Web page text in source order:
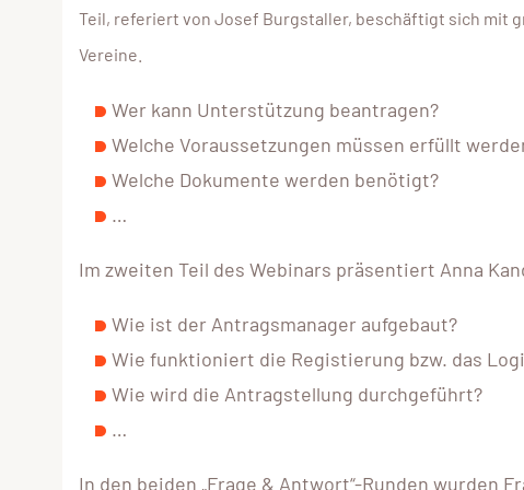
Teil, referiert von Josef Burgstaller, beschäftigt sich mit
Vereine.
Wer kann Unterstützung beantragen?
Welche Voraussetzungen müssen erfüllt
Welche Dokumente werden benötigt?
…
Im zweiten Teil des Webinars präsentiert Anna
Wie ist der Antragsmanager aufgebaut?
Wie funktioniert die Registierung bzw. das
Wie wird die Antragstellung durchgeführt?
…
In den beiden „Frage & Antwort“-Runden wurden